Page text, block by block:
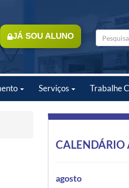
JÁ SOU ALUNO
Serviços Trabalhe
CALENDÁRIO
agosto